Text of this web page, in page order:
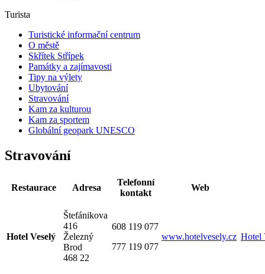
Turista
Turistické informační centrum
O městě
Skřítek Střípek
Památky a zajímavosti
Tipy na výlety
Ubytování
Stravování
Kam za kulturou
Kam za sportem
Globální geopark UNESCO
Stravování
Restaurace Adresa
Telefonní
kontakt
Web
Hotel Veselý
Štefánikova
416
Železný
Brod
468 22
608 119 077
777 119 077
www.hotelvesely.cz Hotel